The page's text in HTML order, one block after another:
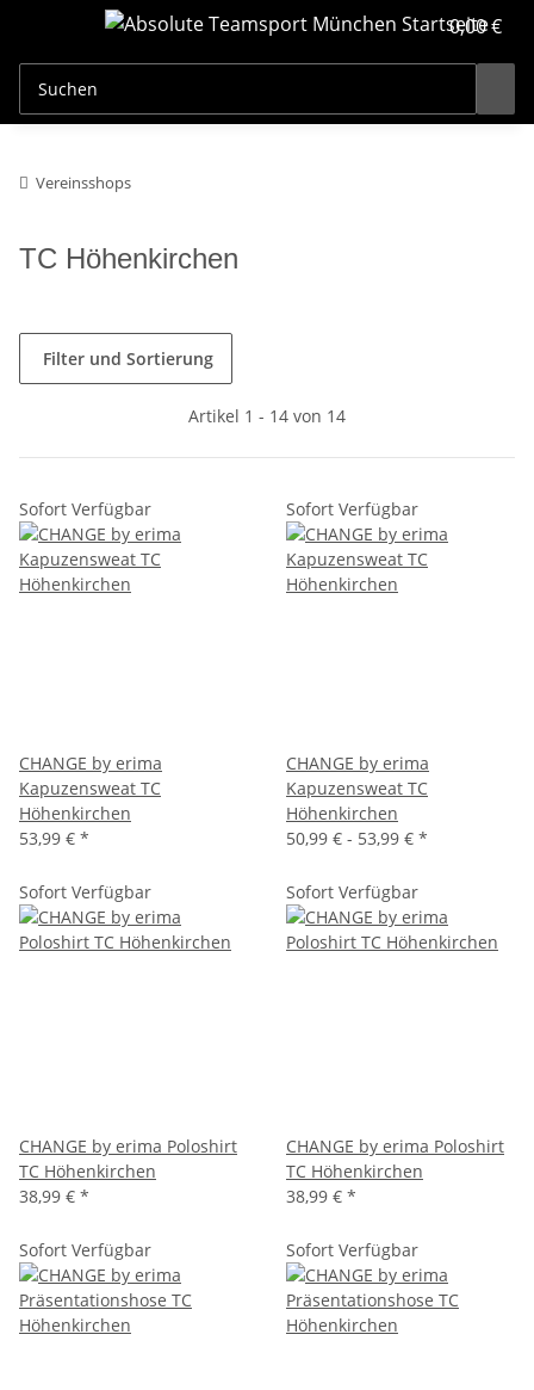
0,00 €
Vereinsshops
TC Höhenkirchen
Filter und Sortierung
Artikel 1 - 14 von 14
Sofort Verfügbar
CHANGE by erima
Kapuzensweat TC
Höhenkirchen
53,99 € *
Sofort Verfügbar
CHANGE by erima
Kapuzensweat TC
Höhenkirchen
50,99 € - 53,99 € *
Sofort Verfügbar
CHANGE by erima Poloshirt
TC Höhenkirchen
38,99 € *
Sofort Verfügbar
CHANGE by erima Poloshirt
TC Höhenkirchen
38,99 € *
Sofort Verfügbar Sofort Verfügbar